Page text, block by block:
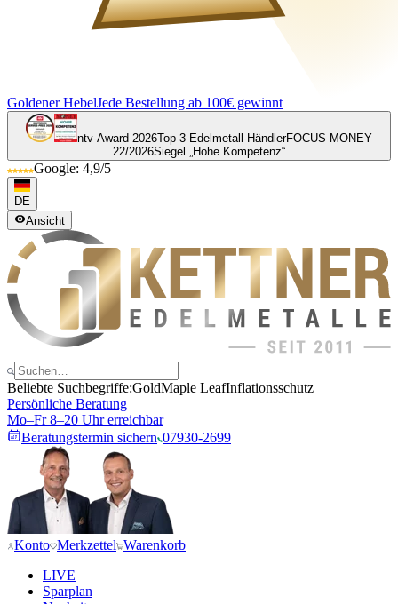
Goldener HebelJede Bestellung ab 100€ gewinnt
ntv-Award 2026Top 3 Edelmetall-HändlerFOCUS MONEY
22/2026Siegel „Hohe Kompetenz“
Google: 4,9/5
DE
Ansicht
Beliebte Suchbegriffe:GoldMaple LeafInflationsschutz
Persönliche Beratung
Mo–Fr 8–20 Uhr erreichbar
Beratungstermin sichern 07930-2699
Konto Merkzettel Warenkorb
LIVE
Sparplan